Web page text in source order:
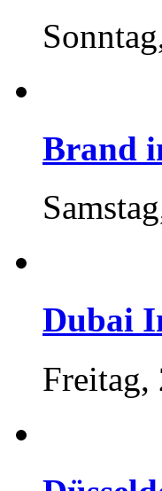
Brand
Dubai
Freitag,